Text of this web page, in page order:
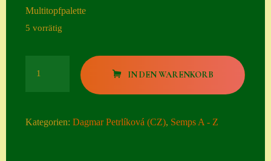
Datenschutzerklä
rung
Erster Umgang
Multitopfpalette
5 vorrätig
IN DEN WARENKORB
Kategorien:Dagmar Petrlíková (CZ), Semps A - Z